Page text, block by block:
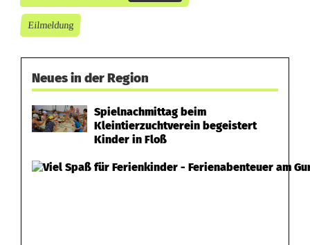
Eilmeldung
Neues in der Region
Spielnachmittag beim
Kleintierzuchtverein begeistert
Kinder in Floß